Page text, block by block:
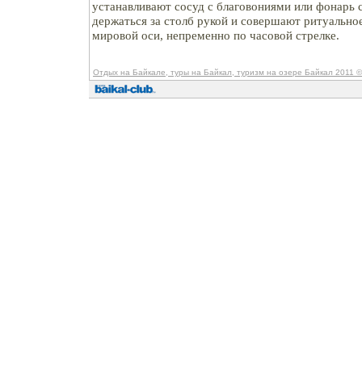
устанавливают сосуд с благовониями или
держаться за столб рукой и совершают
мировой оси, непременно по часовой стрелке.
Отдых на Байкале, туры на Байкал, туризм на озере Байкал 2011